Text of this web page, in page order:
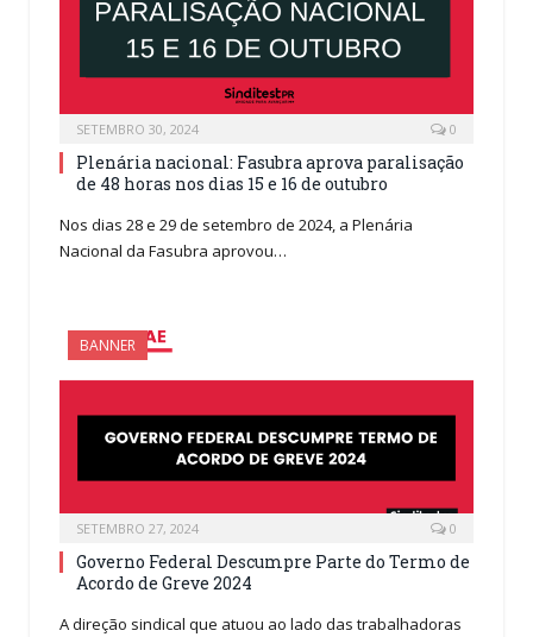
SETEMBRO 30, 2024 0
Plenária nacional: Fasubra aprova paralisação
de 48 horas nos dias 15 e 16 de outubro
Nos dias 28 e 29 de setembro de 2024, a Plenária
Nacional da Fasubra aprovou…
BANNER
SETEMBRO 27, 2024 0
Governo Federal Descumpre Parte do Termo de
Acordo de Greve 2024
A direção sindical que atuou ao lado das trabalhadoras